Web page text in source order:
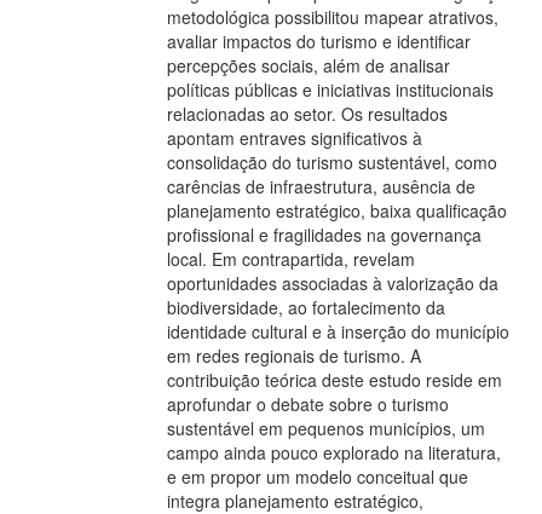
metodológica possibilitou mapear atrativos,
avaliar impactos do turismo e identificar
percepções sociais, além de analisar
políticas públicas e iniciativas institucionais
relacionadas ao setor. Os resultados
apontam entraves significativos à
consolidação do turismo sustentável, como
carências de infraestrutura, ausência de
planejamento estratégico, baixa qualificação
profissional e fragilidades na governança
local. Em contrapartida, revelam
oportunidades associadas à valorização da
biodiversidade, ao fortalecimento da
identidade cultural e à inserção do município
em redes regionais de turismo. A
contribuição teórica deste estudo reside em
aprofundar o debate sobre o turismo
sustentável em pequenos municípios, um
campo ainda pouco explorado na literatura,
e em propor um modelo conceitual que
integra planejamento estratégico,